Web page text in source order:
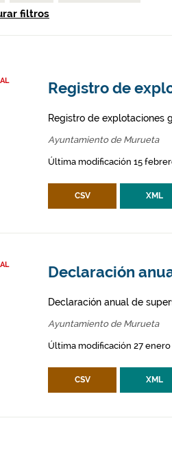
filtros
Registro de
Registro de explotaciones
Ayuntamiento de Murueta
Última modificación 15
CSV XML
Declaración
Declaración anual de
Ayuntamiento de Murueta
Última modificación 27 enero
CSV XML